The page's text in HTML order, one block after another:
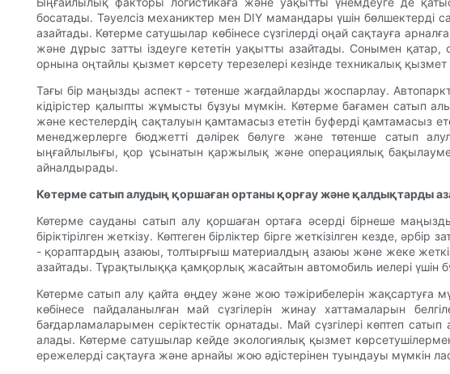
босатады. Тәуелсіз механиктер мен DIY мамандары үшін бөлшектерді
азайтады. Көтерме сатушылар көбінесе сүзгілерді оңай сақтауға
және дұрыс затты іздеуге кететін уақытты азайтады. Сонымен қатар,
орнына оңтайлы қызмет көрсету терезелері кезінде техникалық
Тағы бір маңызды аспект - төтенше жағдайларды жоспарлау.
кідірістер қалыпты жұмысты бұзуы мүмкін. Көтерме бағамен сатып
және кестелердің сақталуын қамтамасыз ететін буферді қамтамасыз
менеджерлерге бюджетті дәлірек бөлуге және төтенше сатып
ыңғайлылығы, қор ұсынатын қаржылық және операциялық бақылаумен
айналдырады.
Көтерме сатып алудың қоршаған ортаны қорғау және қалдықтарды
Көтерме сауданы сатып алу қоршаған ортаға әсерді бірнеше
біріктірілген жеткізу. Көптеген бірліктер бірге жеткізілген кезде,
- қораптардың азаюы, толтырғыш материалдың азаюы және жеке
азайтады. Тұрақтылыққа қамқорлық жасайтын автомобиль иелері үшін
Көтерме сатып алу қайта өңдеу және жою тәжірибелерін жақсартуға
көбінесе пайдаланылған май сүзгілерін жинау хаттамаларын
бағдарламаларымен серіктестік орнатады. Май сүзгілері көптеп
алады. Көтерме сатушылар кейде экологиялық қызмет
ережелерді сақтауға және арнайы жою әдістерінен туындауы мүмкін